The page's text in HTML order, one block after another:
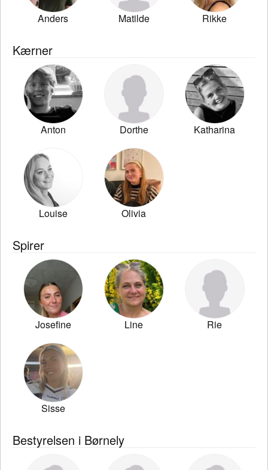
Anders Matilde Rikke
Kærner
Anton Dorthe Katharina
Louise Olivia
Spirer
Josefine Line Rie
Sisse
Bestyrelsen i Børnely